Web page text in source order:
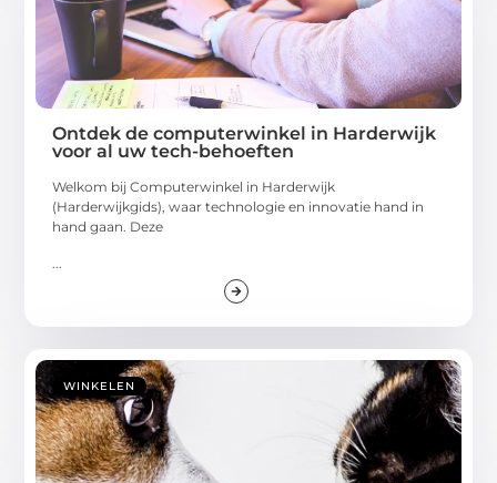
Ontdek de computerwinkel in Harderwijk
voor al uw tech-behoeften
Welkom bij Computerwinkel in Harderwijk
(Harderwijkgids), waar technologie en innovatie hand in
hand gaan. Deze
WINKELEN